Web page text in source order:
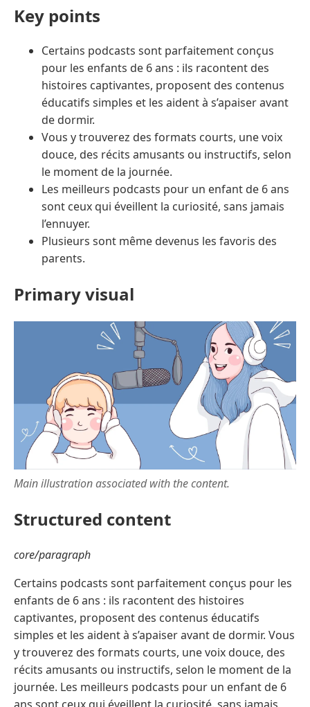
Key points
Certains podcasts sont parfaitement conçus
pour les enfants de 6 ans : ils racontent des
histoires captivantes, proposent des contenus
éducatifs simples et les aident à s’apaiser avant
de dormir.
Vous y trouverez des formats courts, une voix
douce, des récits amusants ou instructifs, selon
le moment de la journée.
Les meilleurs podcasts pour un enfant de 6 ans
sont ceux qui éveillent la curiosité, sans jamais
l’ennuyer.
Plusieurs sont même devenus les favoris des
parents.
Primary visual
Main illustration associated with the content.
Structured content
core/paragraph
Certains podcasts sont parfaitement conçus pour les
enfants de 6 ans : ils racontent des histoires
captivantes, proposent des contenus éducatifs
simples et les aident à s’apaiser avant de dormir. Vous
y trouverez des formats courts, une voix douce, des
récits amusants ou instructifs, selon le moment de la
journée. Les meilleurs podcasts pour un enfant de 6
ans sont ceux qui éveillent la curiosité, sans jamais